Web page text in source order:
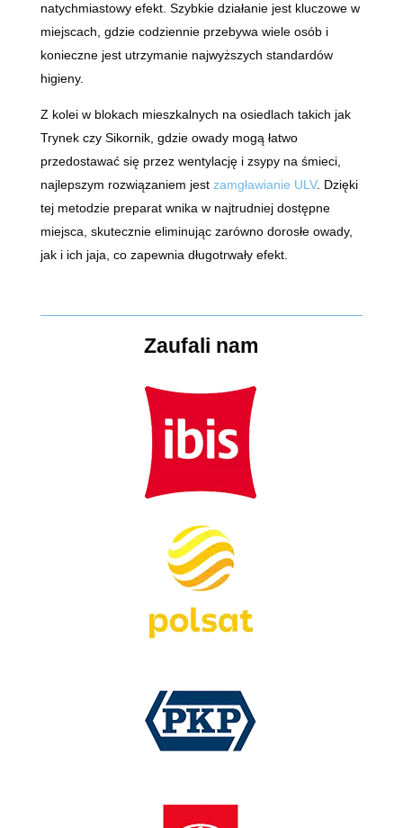
natychmiastowy efekt. Szybkie działanie jest kluczowe w
miejscach, gdzie codziennie przebywa wiele osób i
konieczne jest utrzymanie najwyższych standardów
higieny.
Z kolei w blokach mieszkalnych na osiedlach takich jak
Trynek czy Sikornik, gdzie owady mogą łatwo
przedostawać się przez wentylację i zsypy na śmieci,
najlepszym rozwiązaniem jest zamgławianie ULV. Dzięki
tej metodzie preparat wnika w najtrudniej dostępne
miejsca, skutecznie eliminując zarówno dorosłe owady,
jak i ich jaja, co zapewnia długotrwały efekt.
Zaufali nam